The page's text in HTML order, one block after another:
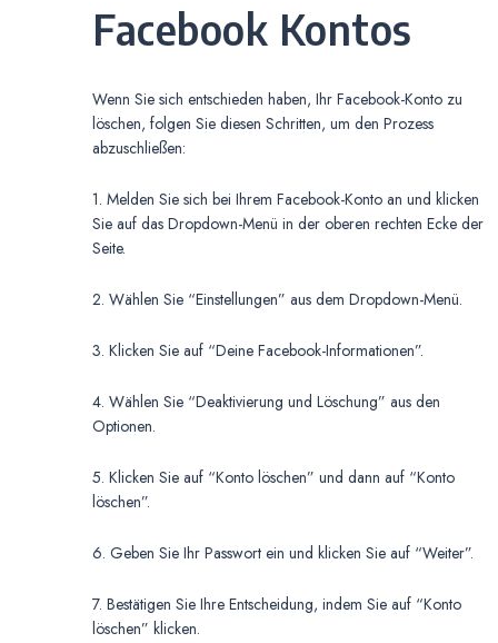
Facebook Kontos
Wenn Sie sich entschieden haben, Ihr Facebook-Konto zu
löschen, folgen Sie diesen Schritten, um den Prozess
abzuschließen:
1. Melden Sie sich bei Ihrem Facebook-Konto an und klicken
Sie auf das Dropdown-Menü in der oberen rechten Ecke der
Seite.
2. Wählen Sie “Einstellungen” aus dem Dropdown-Menü.
3. Klicken Sie auf “Deine Facebook-Informationen”.
4. Wählen Sie “Deaktivierung und Löschung” aus den
Optionen.
5. Klicken Sie auf “Konto löschen” und dann auf “Konto
löschen”.
6. Geben Sie Ihr Passwort ein und klicken Sie auf “Weiter”.
7. Bestätigen Sie Ihre Entscheidung, indem Sie auf “Konto
löschen” klicken.